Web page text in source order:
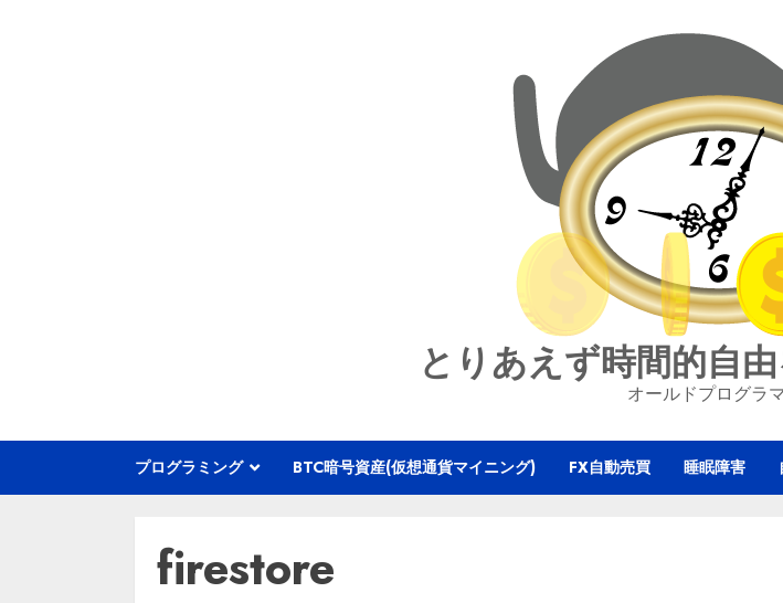
とりあえず時間的自
オールドプログラ
プログラミング BTC暗号資産(仮想通貨マイニング) FX自動売買 睡眠障害
firestore